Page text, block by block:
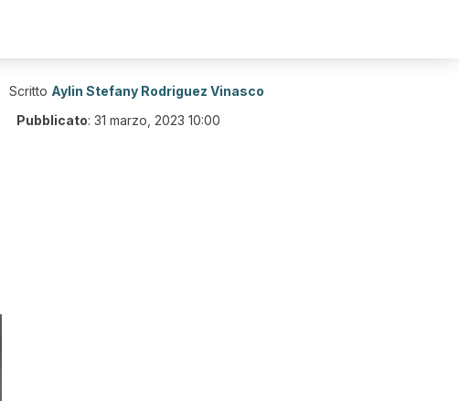
Scritto Aylin Stefany Rodriguez Vinasco
Pubblicato: 31 marzo, 2023 10:00